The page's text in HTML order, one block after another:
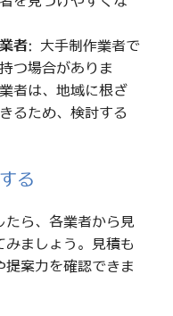
者: 大手制作業者で
つ場合がありま
者は、地域に根ざ
るため、検討する
る
たら、各業者から見
みましょう。見積も
提案力を確認できま